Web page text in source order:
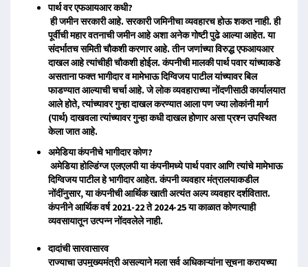
पार्थ वर एफआयआर कधी?
ही जमीन सरकारी आहे. सरकारी जमिनीचा व्यवहारच होऊ शकत नाही. ही
पूर्वीची महार वतनाची जमीन आहे अशा अनेक गोष्टी पुढे आल्या आहेत. या
संदर्भातच समिती चौकशी करणार आहे. तीन जणांच्या विरुद्ध एफआयआर
दाखल आहे त्यांचीही चौकशी होईल. कंपनीची मालकी पार्थ पवार यांच्याकडे
असताना फक्त भागीदार व मामेभाऊ दिग्विजय पाटील यांच्यावर बिल
फाडण्यात आल्याची चर्चा आहे. जे लोक व्यवहाराच्या नोंदणीसाठी कार्यालयात
आले होते, त्यांच्यावर गुन्हा दाखल करण्यात आला पण ज्या लोकांनी मार्ग
(पार्थ) दाखवला त्यांच्यावर गुन्हा कधी दाखल होणार असा प्रश्न उपस्थित
केला जात आहे.
अमेडिया कंपनीचे भागीदार कोण?
अमेडिया होल्डिंग्ज एलएलपी या कंपनीमध्ये पार्थ पवार आणि त्यांचे मामेभाऊ
दिग्विजय पाटील हे भागीदार आहेत. कंपनी व्यवहार मंत्रालयाकडील
नोंदींनुसार, या कंपनीची आर्थिक खाती अत्यंत अल्प व्यवहार दर्शवितात.
कंपनीने आर्थिक वर्ष 2021-22 ते 2024-25 या काळात कोणत्याही
व्यवसायातून उत्पन्न नोंदवलेले नाही.
दादांची सारवासारव
राज्याचा उपमुख्यमंत्री असल्याने मला सर्व अधिकाऱ्यांना सूचना करायच्या